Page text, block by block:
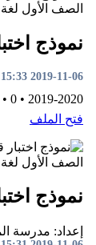
الصف الأول لغة
نموذج
2019-11-06 15:33
2019-2020
•
0
•
فتح الملف
الصف الأول لغة
نموذج
إعداد: مدرسة